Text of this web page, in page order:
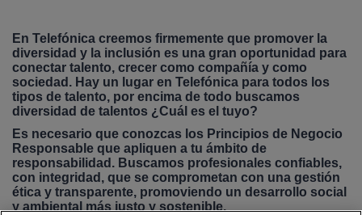
En Telefónica creemos firmemente que promover la
diversidad y la inclusión es una gran oportunidad para
conectar talento, crecer como compañía y como
sociedad. Hay un lugar en Telefónica para todos los
tipos de talento, por encima de todo buscamos
diversidad de talentos ¿Cuál es el tuyo?
Es necesario que conozcas los Principios de Negocio
Responsable que apliquen a tu ámbito de
responsabilidad. Buscamos profesionales confiables,
con integridad, que se comprometan con una gestión
ética y transparente, promoviendo un desarrollo social
y ambiental más justo y sostenible.